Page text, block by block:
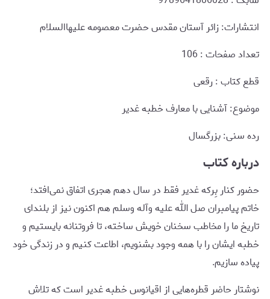
انتشارات: زائر آستان مقدس حضرت معصومه علیهاالسلام
تعداد صفحات : 106
قطع کتاب : رقعی
موضوع: آشنایی با معارف خطبه غدیر
رده سنی: بزرگسال
درباره کتاب
حضور کنار بِرکه غدیر فقط در سال دهم هجری اتفاق نمی‌افتد؛
خاتم پیامبران صل الله علیه وآله وسلم هم اکنون نیز از بلندای
تاریخ ما را مخاطب سخنان خویش ساخته، تا فروتنانه بایستیم و
خطبه ایشان را با همه وجود بشنویم، اطاعت کنیم و در زندگی خود
پیاده سازیم.
نوشتار حاضر قطره‌هایی از اقیانوس خطبه غدیر است که تلاش